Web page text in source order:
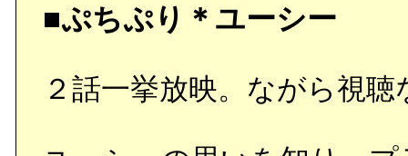
■ぷちぷり＊ユーシー
２話一挙放映。ながら視